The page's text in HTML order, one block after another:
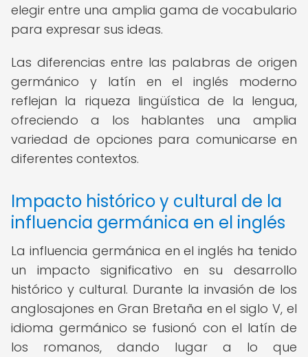
elegir entre una amplia gama de vocabulario
para expresar sus ideas.
Las diferencias entre las palabras de origen
germánico y latín en el inglés moderno
reflejan la riqueza lingüística de la lengua,
ofreciendo a los hablantes una amplia
variedad de opciones para comunicarse en
diferentes contextos.
Impacto histórico y cultural de la
influencia germánica en el inglés
La influencia germánica en el inglés ha tenido
un impacto significativo en su desarrollo
histórico y cultural. Durante la invasión de los
anglosajones en Gran Bretaña en el siglo V, el
idioma germánico se fusionó con el latín de
los romanos, dando lugar a lo que